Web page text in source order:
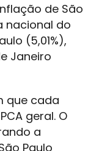
de São
nacional do
(5,01%),
Janeiro
que cada
geral. O
a
Paulo